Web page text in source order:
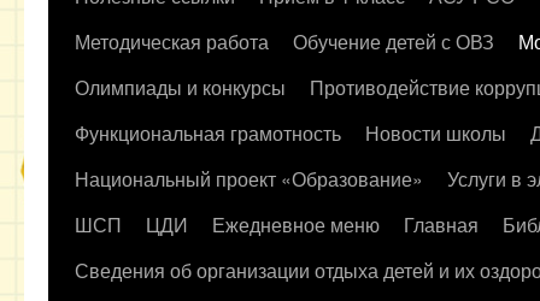
содержимому
Методическая работа
Обучение детей с ОВЗ
Олимпиады и конкурсы
Противодействие
Функциональная грамотность
Новости школы
Национальный проект «Образование»
Услуги в
ШСП
ЦДИ Ежедневное меню Главная
Сведения об организации отдыха детей и их